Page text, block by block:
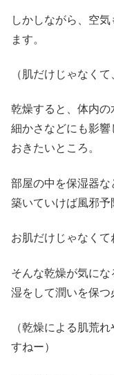
しかしながら、空
ます。
（肌だけじゃなく
乾燥すると、体内
細かさなどにも影
おきたいところ。
部屋の中を保湿器
築いていけば風邪予
お肌だけじゃなくて
そんな乾燥が気に
湿をして潤いを保つ
（乾燥による肌荒
すねー）